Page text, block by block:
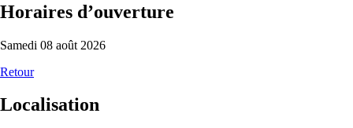
Horaires d’ouverture
Samedi 08 août 2026
Retour
Localisation